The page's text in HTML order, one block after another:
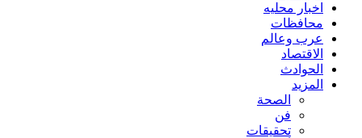
اخبار محليه
محافظات
عرب وعالم
الاقتصاد
الحوادث
المزيد
الصحة
فن
تحقيقات